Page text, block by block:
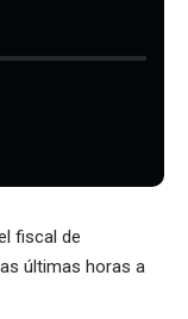
fiscal de
últimas horas a